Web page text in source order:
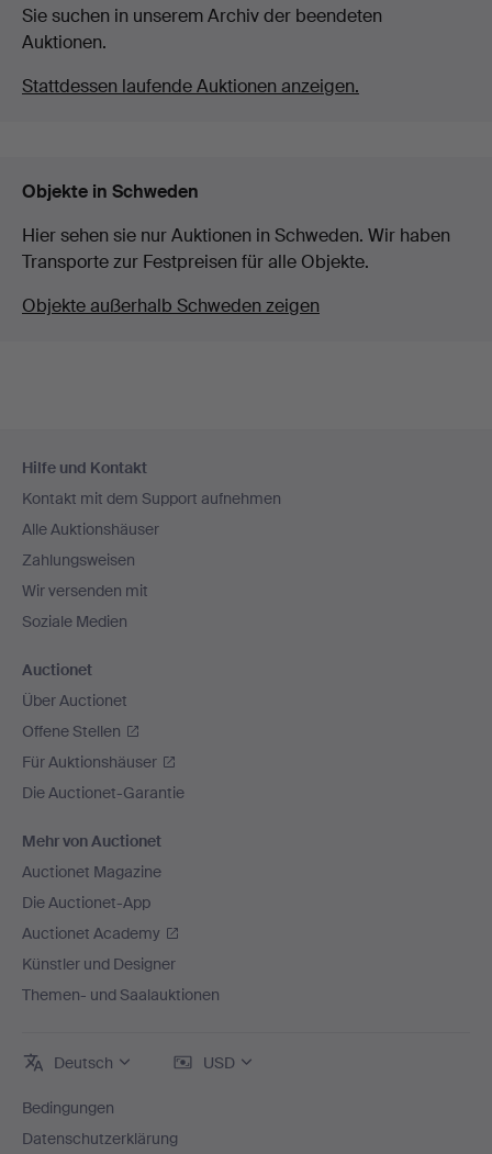
Sie suchen in unserem Archiv der beendeten
Auktionen.
Stattdessen laufende Auktionen anzeigen.
Objekte in Schweden
Hier sehen sie nur Auktionen in Schweden. Wir haben
Transporte zur Festpreisen für alle Objekte.
Objekte außerhalb Schweden zeigen
Navigation
Hilfe und Kontakt
Kontakt mit dem Support aufnehmen
Alle Auktionshäuser
Zahlungsweisen
Wir versenden mit
Soziale Medien
Auctionet
Über Auctionet
Offene Stellen
Für Auktionshäuser
Die Auctionet-Garantie
Mehr von Auctionet
Auctionet Magazine
Die Auctionet-App
Auctionet Academy
Künstler und Designer
Themen- und Saalauktionen
Deutsch USD
Bedingungen
Datenschutzerklärung